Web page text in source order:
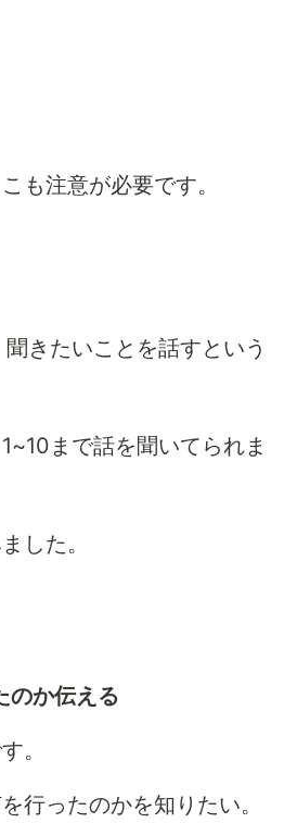
も注意が必要です。
きたいことを話すという
まで話を聞いてられま
した。
か伝える
。
行ったのかを知りたい。